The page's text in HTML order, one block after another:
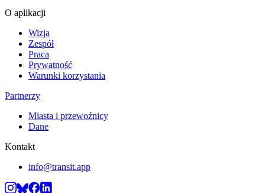
O aplikacji
Wizja
Zespół
Praca
Prywatność
Warunki korzystania
Partnerzy
Miasta i przewoźnicy
Dane
Kontakt
info@transit.app